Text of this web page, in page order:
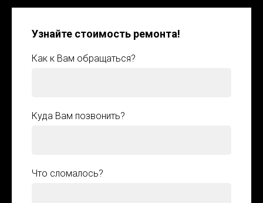
Узнайте стоимость ремонта!
Как к Вам обращаться?
Куда Вам позвонить?
Что сломалось?